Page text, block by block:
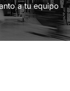
a tu equipo